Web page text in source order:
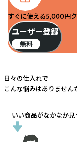
すぐに使える5,000円ク
ユーザー登録
無料
日々の仕入れで
こんな悩みはありません
いい商品がなかなか見